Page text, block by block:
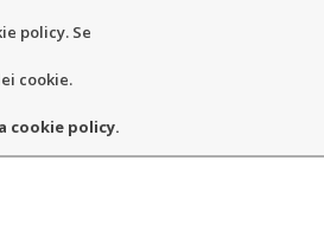
policy. Se
cookie.
cookie policy.